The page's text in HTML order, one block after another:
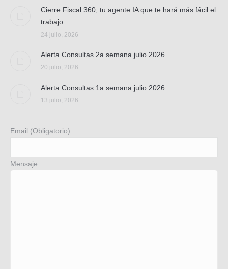
Cierre Fiscal 360, tu agente IA que te hará más fácil el
trabajo
24 julio, 2026
Alerta Consultas 2a semana julio 2026
20 julio, 2026
Alerta Consultas 1a semana julio 2026
13 julio, 2026
Email (Obligatorio)
Mensaje